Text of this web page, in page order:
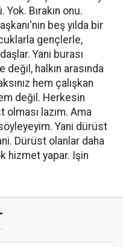
Bırakın onu.
beş yılda bir
gençlerle,
Yani burası
halkın arasında
hem çalışkan
değil. Herkesin
lazım. Ama
Yani dürüst
Dürüst olanlar daha
hizmet yapar. Işin